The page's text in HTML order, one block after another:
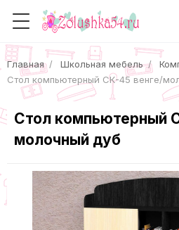
Главная Школьная мебель
Cтол компьютерный СК-45 венге/
Cтол компьютерный
молочный дуб